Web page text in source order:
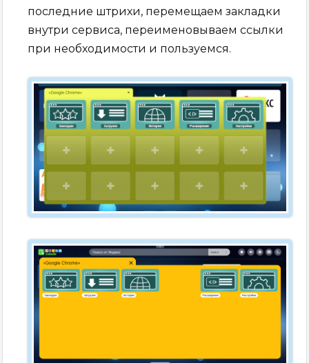
последние штрихи, перемещаем закладки
внутри сервиса, переименовываем ссылки
при необходимости и пользуемся.